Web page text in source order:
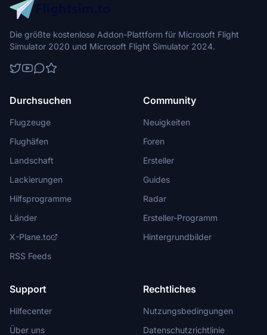
Die größte kostenlose Addon-Plattform für Microsoft Flight
Simulator 2020 und Microsoft Flight Simulator 2024.
Durchsuchen
Flugzeuge
Flughäfen
Landschaft
Lackierungen
Hilfsprogramme
Länder
X-Plane.to
RSS Feeds
Community
Neuigkeiten
Foren
Ersteller
Guides
Radar
Ersteller-Programm
Hintergrundbilder
Support
Hilfecenter
Über uns
Rechtliches
Nutzungsbedingungen
Datenschutzrichtlinie